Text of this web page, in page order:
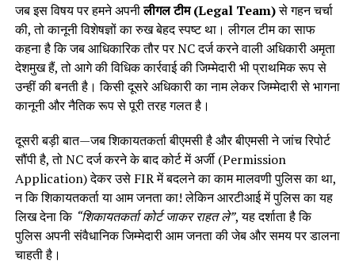
जब इस विषय पर हमने अपनीलीगल टीम (Legal Team)से गहन चर्चा
की, तो कानूनी विशेषज्ञों का रुख बेहद स्पष्ट था। लीगल टीम का साफ
कहना है कि जब आधिकारिक तौर पर NC दर्ज करने वाली अधिकारी अमृता
देशमुख हैं, तो आगे की विधिक कार्रवाई की जिम्मेदारी भी प्राथमिक रूप से
उन्हीं की बनती है। किसी दूसरे अधिकारी का नाम लेकर जिम्मेदारी से भागना
कानूनी और नैतिक रूप से पूरी तरह गलत है।
दूसरी बड़ी बात—जब शिकायतकर्ता बीएमसी है और बीएमसी ने जांच रिपोर्ट
सौंपी है, तो NC दर्ज करने के बाद कोर्ट में अर्जी (Permission
Application) देकर उसे FIR में बदलने का काम मालवणी पुलिस का था,
न कि शिकायतकर्ता या आम जनता का! लेकिन आरटीआई में पुलिस का यह
लिख देना कि “शिकायतकर्ता कोर्ट जाकर राहत ले”, यह दर्शाता है कि
पुलिस अपनी संवैधानिक जिम्मेदारी आम जनता की जेब और समय पर डालना
चाहती है।